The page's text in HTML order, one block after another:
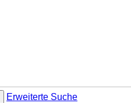
Erweiterte Suche